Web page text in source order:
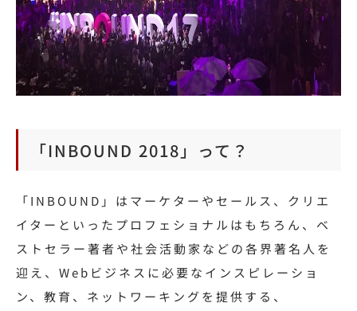
「INBOUND 2018」って？
「INBOUND」はマーケターやセールス、クリエ
イターといったプロフェショナルはもちろん、ベ
ストセラー著者や社会活動家などの各界著名人を
迎え、Webビジネスに必要なインスピレーショ
ン、教育、ネットワーキングを提供する、